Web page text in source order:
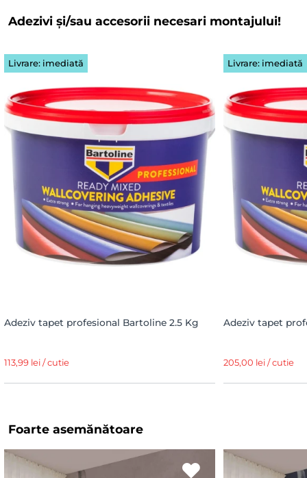
Adezivi și/sau accesorii necesari montajului!
Livrare: imediată
Adeziv tapet profesional Bartoline 2.5 Kg
113,99 lei / cutie
Livrare: imediată
Adeziv tapet
205,00 lei / cutie
Foarte asemănătoare